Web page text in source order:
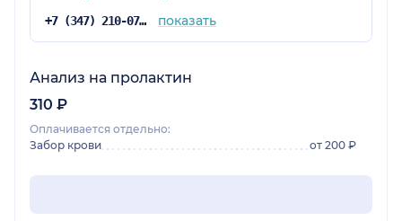
+7 (347) 210-07-93 показать
Анализ на пролактин
310 ₽
Оплачивается отдельно:
Забор крови
от 200 ₽